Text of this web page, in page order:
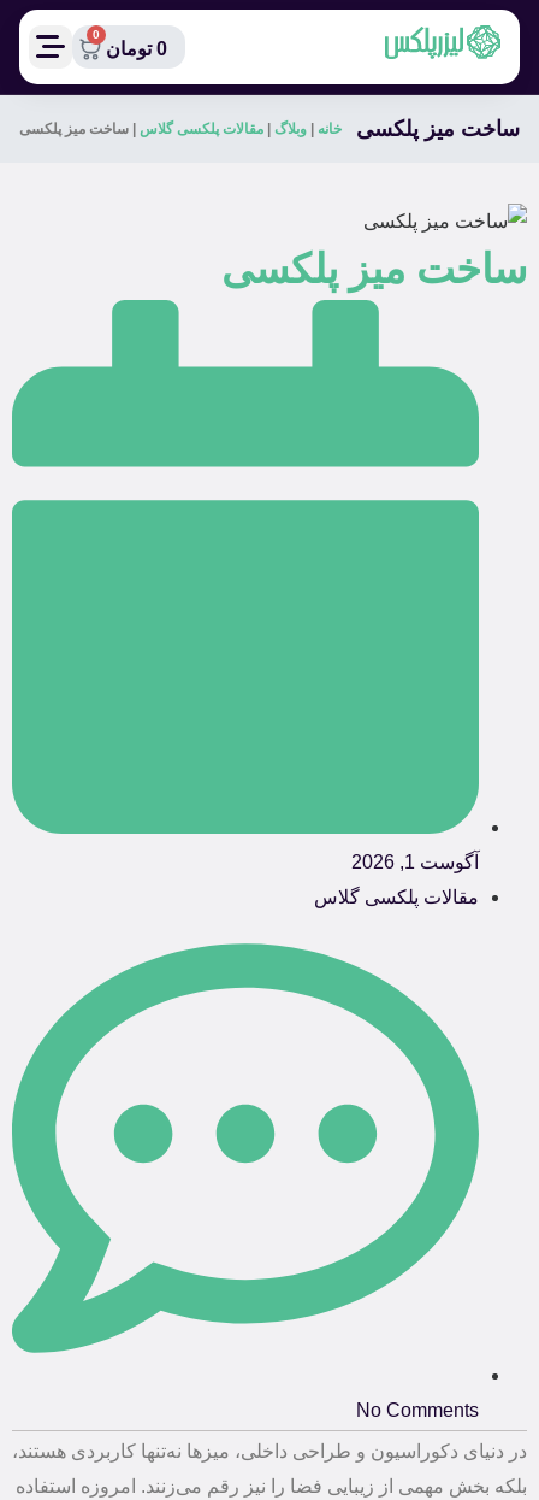
0 تومان
0
ساخت میز پلکسی خانه | وبلاگ | مقالات پلکسی گلاس | ساخت میز پلکسی
ساخت میز پلکسی
آگوست 1, 2026
مقالات پلکسی گلاس
No Comments
در دنیای دکوراسیون و طراحی داخلی، میزها نه‌تنها کاربردی هستند،
بلکه بخش مهمی از زیبایی فضا را نیز رقم می‌زنند. امروزه استفاده